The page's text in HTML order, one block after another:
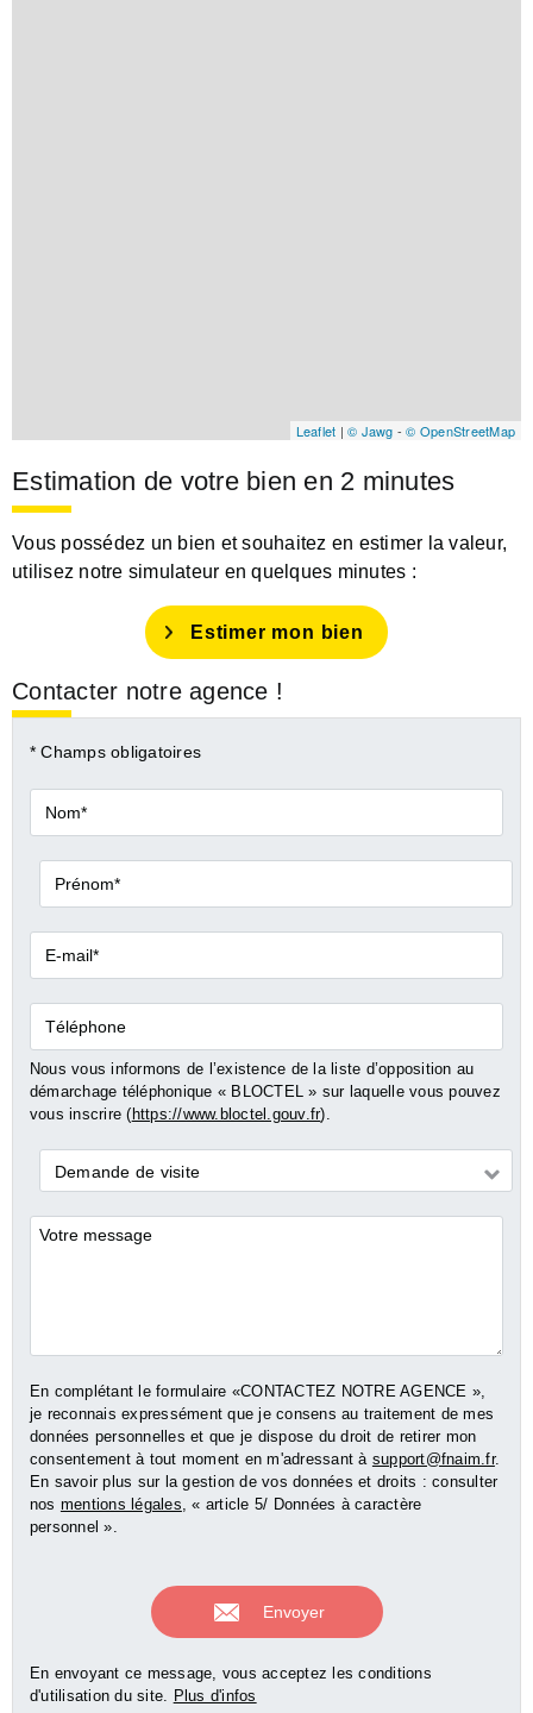
Leaflet | © Jawg -© OpenStreetMap
Estimation de votre bien en 2 minutes
Vous possédez un bien et souhaitez en estimer la valeur,
utilisez notre simulateur en quelques minutes :
Estimer mon bien
Contacter notre agence !
* Champs obligatoires
Nom*
Prénom*
E-
mail*
Téléphone
Nous vous informons de l’existence de la liste d’opposition au
démarchage téléphonique « BLOCTEL » sur laquelle vous pouvez
vous inscrire ( https://www.bloctel.gouv.fr).
Demande
*
Demande de visite
Commentaires
En complétant le formulaire «CONTACTEZ NOTRE AGENCE »,
je reconnais expressément que je consens au traitement de mes
données personnelles et que je dispose du droit de retirer mon
consentement à tout moment en m'adressant à support@fnaim.fr.
En savoir plus sur la gestion de vos données et droits : consulter
nos mentions légales, « article 5/ Données à caractère
personnel ».
En envoyant ce message, vous acceptez les conditions
d'utilisation du site. Plus d'infos